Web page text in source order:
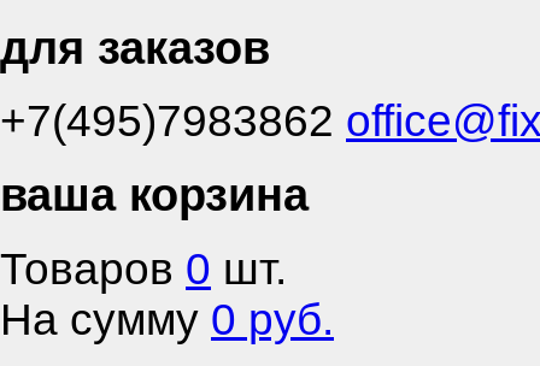
для заказов
+7(495)7983862
ваша корзина
Товаров 0 шт.
На сумму 0 руб.